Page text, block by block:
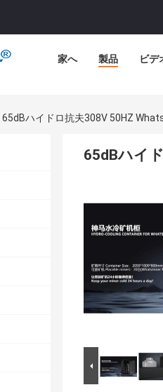
家へ 製品 ビデ
65dBハイドロ抗夫308V 50HZ
65dBハイ